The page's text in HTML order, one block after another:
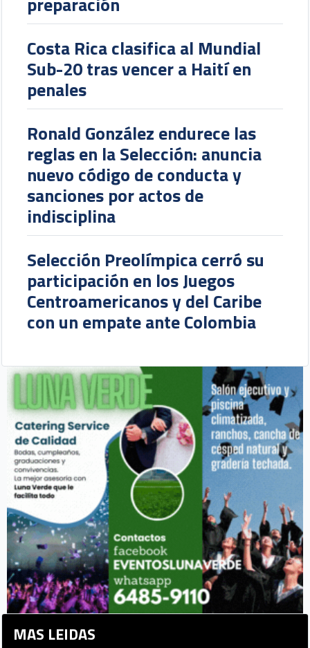
Costa Rica clasifica al Mundial
Sub-20 tras vencer a Haití en
penales
Ronald González endurece las
reglas en la Selección: anuncia
nuevo código de conducta y
sanciones por actos de
indisciplina
Selección Preolímpica cerró su
participación en los Juegos
Centroamericanos y del Caribe
con un empate ante Colombia
MAS LEIDAS